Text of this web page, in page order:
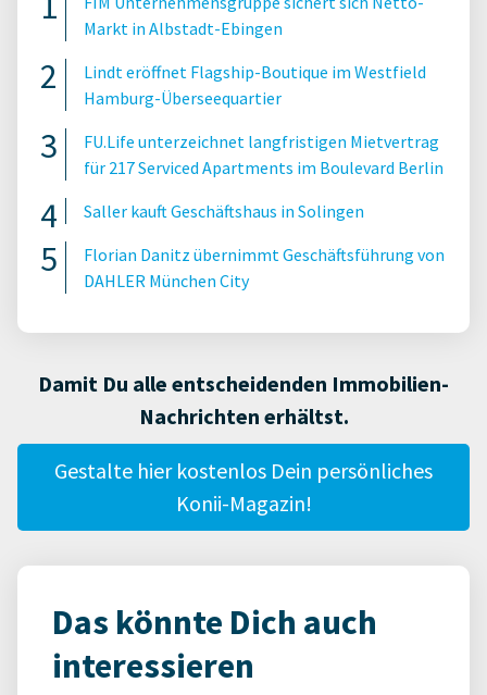
Markt in Albstadt-Ebingen
Lindt eröffnet Flagship-Boutique im Westfield
Hamburg-Überseequartier
FU.Life unterzeichnet langfristigen Mietvertrag
für 217 Serviced Apartments im Boulevard Berlin
Saller kauft Geschäftshaus in Solingen
Florian Danitz übernimmt Geschäftsführung von
DAHLER München City
Damit Du alle entscheidenden Immobilien-
Nachrichten erhältst.
Gestalte hier kostenlos Dein persönliches
Konii-Magazin!
Das könnte Dich auch
interessieren